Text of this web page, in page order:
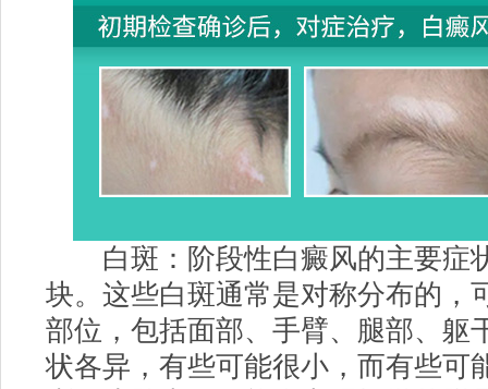
白斑：阶段性白癜风的主要症
块。这些白斑通常是对称分布的，
部位，包括面部、手臂、腿部、躯
状各异，有些可能很小，而有些可